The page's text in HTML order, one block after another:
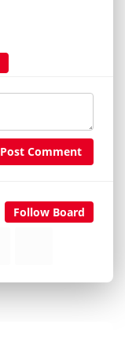
Post Comment
Follow Board